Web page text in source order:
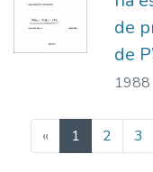
de
de
1988
« 1 (current)
2 3